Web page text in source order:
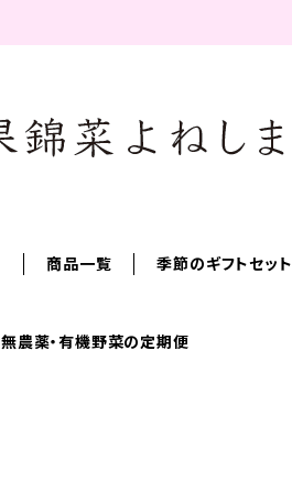
商品一覧 季節のギフトセット
無農薬・有機野菜の定期便